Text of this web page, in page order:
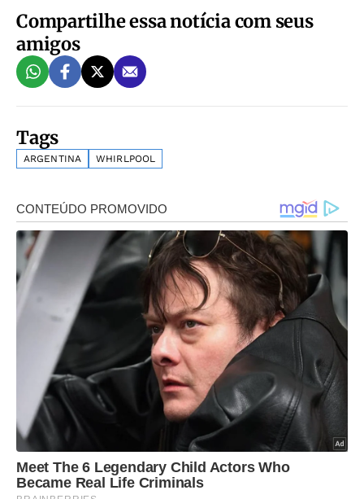
Compartilhe essa notícia com seus
amigos
Tags
ARGENTINA WHIRLPOOL